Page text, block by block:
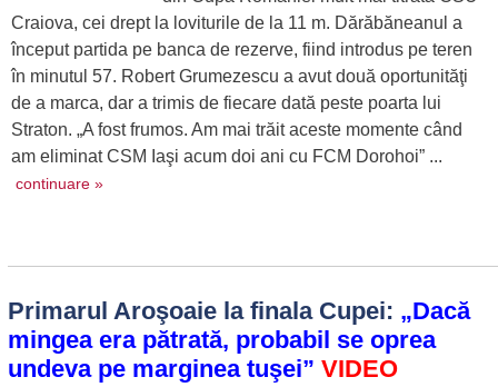
Craiova, cei drept la loviturile de la 11 m. Dărăbăneanul a
început partida pe banca de rezerve, fiind introdus pe teren
în minutul 57. Robert Grumezescu a avut două oportunităţi
de a marca, dar a trimis de fiecare dată peste poarta lui
Straton. „A fost frumos. Am mai trăit aceste momente când
am eliminat CSM Iaşi acum doi ani cu FCM Dorohoi” ...
continuare »
Primarul Aroşoaie la finala Cupei: „Dacă
mingea era pătrată, probabil se oprea
undeva pe marginea tuşei” VIDEO